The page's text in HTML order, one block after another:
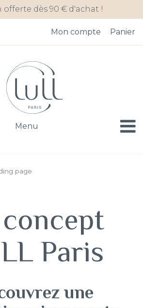
offerte dès 90 € d'achat !
Mon compte Panier
Menu
page
Paris
une
des cookies